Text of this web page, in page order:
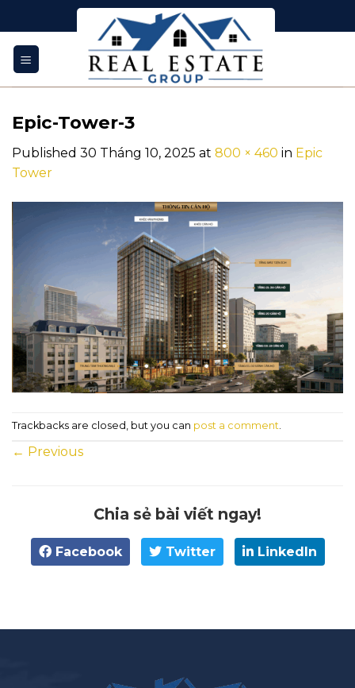
to
content
Theo dõi chúng tôi
Epic-Tower-3
Published 30 Tháng 10, 2025 at 800 × 460 in Epic
Tower
Trackbacks are closed, but you can post a comment
← Previous
Chia sẻ bài viết ngay!
Facebook Twitter LinkedIn